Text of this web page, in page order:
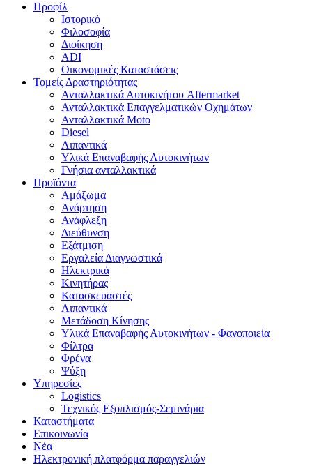
Προφίλ
Ιστορικό
Φιλοσοφία
Διοίκηση
ADI
Οικονομικές Καταστάσεις
Τομείς Δραστηριότητας
Ανταλλακτικά Αυτοκινήτου Aftermarket
Ανταλλακτικά Επαγγελματικών Οχημάτων
Ανταλλακτικά Moto
Diesel
Λιπαντικά
Υλικά Επαναβαφής Αυτοκινήτων
Γνήσια ανταλλακτικά
Προϊόντα
Αμάξωμα
Ανάρτηση
Ανάφλεξη
Διεύθυνση
Εξάτμιση
Εργαλεία Διαγνωστικά
Ηλεκτρικά
Κινητήρας
Κατασκευαστές
Λιπαντικά
Μετάδοση Κίνησης
Υλικά Επαναβαφής Αυτοκινήτων - Φανοποιεία
Φίλτρα
Φρένα
Ψύξη
Υπηρεσίες
Logistics
Τεχνικός Εξοπλισμός-Σεμινάρια
Καταστήματα
Επικοινωνία
Νέα
Ηλεκτρονική πλατφόρμα παραγγελιών